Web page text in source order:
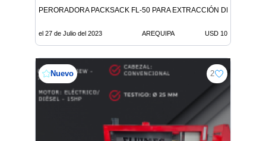
PERORADORA PACKSACK FL-50 PARA EXTRACCIÓN DE ORO
el 27 de Julio del 2023 AREQUIPA USD 10
Nuevo 2